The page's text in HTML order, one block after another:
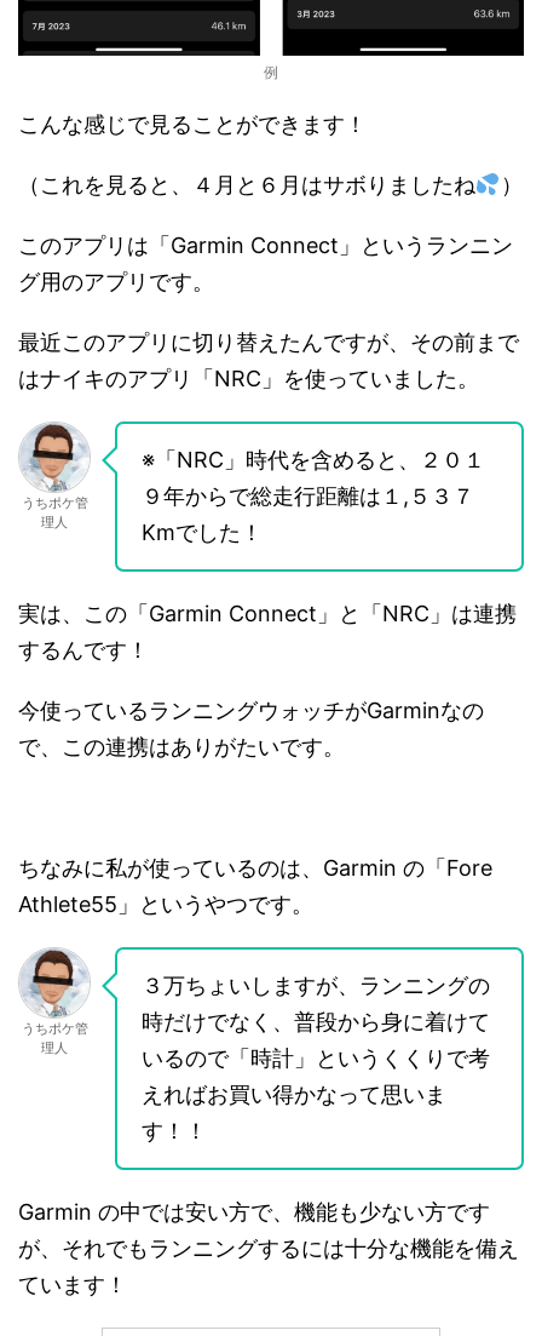
例
こんな感じで見ることができます！
（これを見ると、４月と６月はサボりましたね ）
このアプリは「Garmin Connect」というランニン
グ用のアプリです。
最近このアプリに切り替えたんですが、その前まで
はナイキのアプリ「NRC」を使っていました。
うちポケ管
理人
※「NRC」時代を含めると、２０１
９年からで総走行距離は１,５３７
Kmでした！
実は、この「Garmin Connect」と「NRC」は連携
するんです！
今使っているランニングウォッチがGarminなの
で、この連携はありがたいです。
ちなみに私が使っているのは、Garmin の「Fore
Athlete55」というやつです。
うちポケ管
理人
３万ちょいしますが、ランニングの
時だけでなく、普段から身に着けて
いるので「時計」というくくりで考
えればお買い得かなって思いま
す！！
Garmin の中では安い方で、機能も少ない方です
が、それでもランニングするには十分な機能を備え
ています！